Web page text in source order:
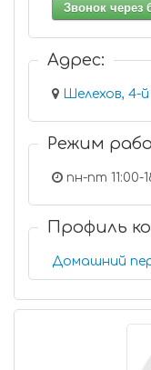
Звонок через
Адрес:
Шелехов, 4-
Режим
пн-пт 11:00-
Профиль
Домашний